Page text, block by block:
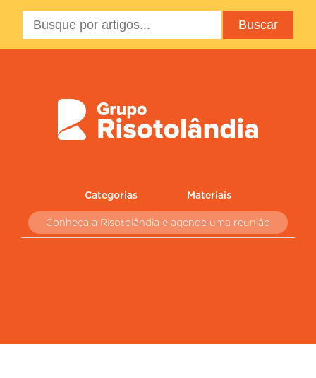
Categorias Materiais
Conheça a Risotolândia e agende uma reunião